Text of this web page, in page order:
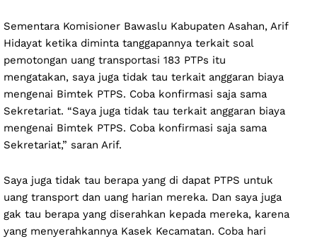
Sementara Komisioner Bawaslu Kabupaten Asahan, Arif
Hidayat ketika diminta tanggapannya terkait soal
pemotongan uang transportasi 183 PTPs itu
mengatakan, saya juga tidak tau terkait anggaran biaya
mengenai Bimtek PTPS. Coba konfirmasi saja sama
Sekretariat. “Saya juga tidak tau terkait anggaran biaya
mengenai Bimtek PTPS. Coba konfirmasi saja sama
Sekretariat,” saran Arif.
Saya juga tidak tau berapa yang di dapat PTPS untuk
uang transport dan uang harian mereka. Dan saya juga
gak tau berapa yang diserahkan kepada mereka, karena
yang menyerahkannya Kasek Kecamatan. Coba hari